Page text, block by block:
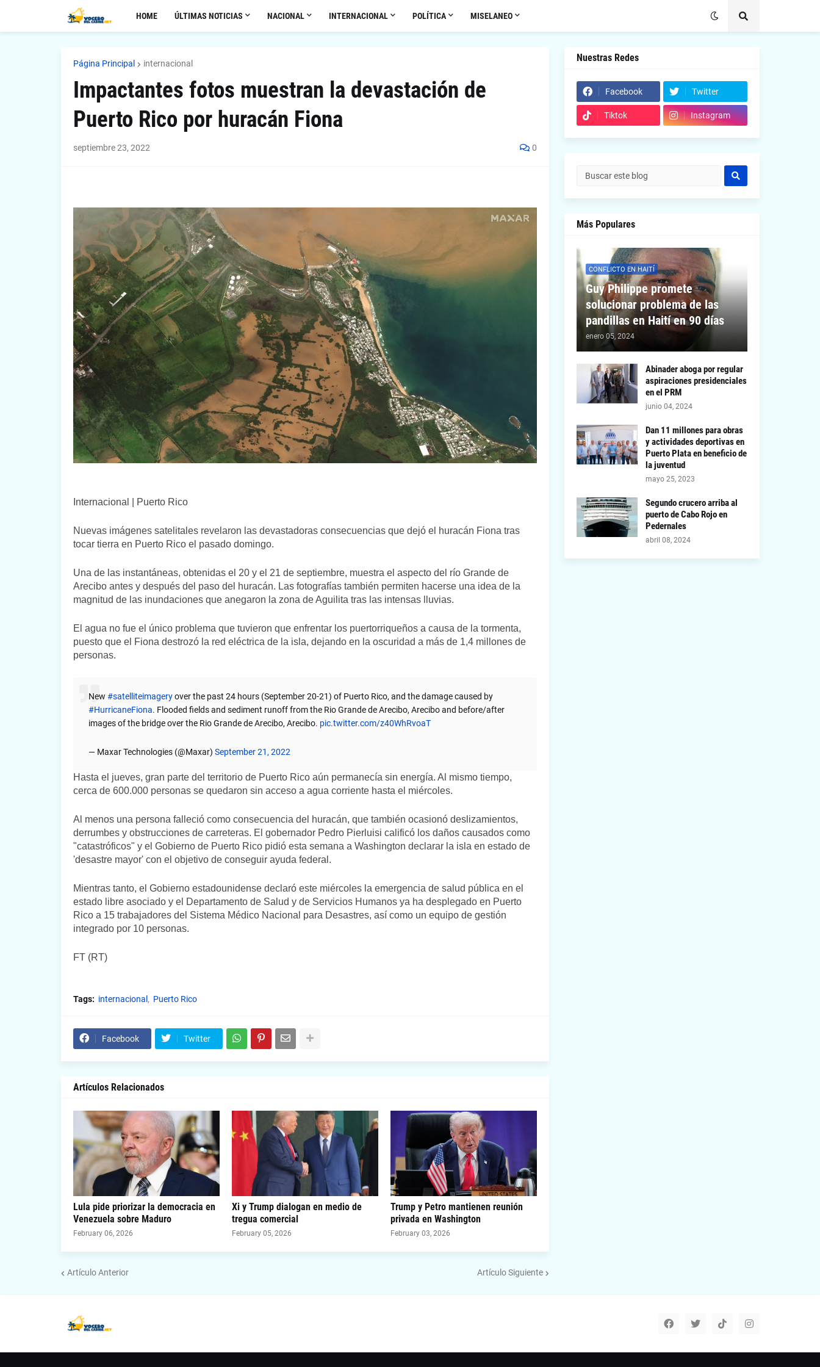
HOME ÚLTIMAS NOTICIAS NACIONAL INTERNACIONAL POLÍTICA MISELANEO
Página Principal internacional
Impactantes fotos muestran la devastación de
Puerto Rico por huracán Fiona
septiembre 23, 2022 0
Internacional | Puerto Rico
Nuevas imágenes satelitales revelaron las devastadoras consecuencias que dejó el huracán Fiona tras
tocar tierra en Puerto Rico el pasado domingo.
Una de las instantáneas, obtenidas el 20 y el 21 de septiembre, muestra el aspecto del río Grande de
Arecibo antes y después del paso del huracán. Las fotografías también permiten hacerse una idea de la
magnitud de las inundaciones que anegaron la zona de Aguilita tras las intensas lluvias.
El agua no fue el único problema que tuvieron que enfrentar los puertorriqueños a causa de la tormenta,
puesto que el Fiona destrozó la red eléctrica de la isla, dejando en la oscuridad a más de 1,4 millones de
personas.
New #satelliteimageryover the past 24 hours (September 20-21) of Puerto Rico, and the damage caused by
#HurricaneFiona. Flooded fields and sediment runoff from the Rio Grande de Arecibo, Arecibo and before/after
images of the bridge over the Rio Grande de Arecibo, Arecibo. pic.twitter.com/z40WhRvoaT
— Maxar Technologies (@Maxar) September 21, 2022
Hasta el jueves, gran parte del territorio de Puerto Rico aún permanecía sin energía. Al mismo tiempo,
cerca de 600.000 personas se quedaron sin acceso a agua corriente hasta el miércoles.
Al menos una persona falleció como consecuencia del huracán, que también ocasionó deslizamientos,
derrumbes y obstrucciones de carreteras. El gobernador Pedro Pierluisi calificó los daños causados como
"catastróficos" y el Gobierno de Puerto Rico pidió esta semana a Washington declarar la isla en estado de
'desastre mayor' con el objetivo de conseguir ayuda federal.
Mientras tanto, el Gobierno estadounidense declaró este miércoles la emergencia de salud pública en el
estado libre asociado y el Departamento de Salud y de Servicios Humanos ya ha desplegado en Puerto
Rico a 15 trabajadores del Sistema Médico Nacional para Desastres, así como un equipo de gestión
integrado por 10 personas.
FT (RT)
Tags: internacional Puerto Rico
Facebook Twitter
Artículos Relacionados
Lula pide priorizar la democracia en
Venezuela sobre Maduro
February 06, 2026
Xi y Trump dialogan en medio de
tregua comercial
February 05, 2026
Trump y Petro mantienen reunión
privada en Washington
February 03, 2026
Artículo Anterior Artículo Siguiente
Nuestras Redes
Facebook Twitter
Tiktok Instagram
Más Populares
CONFLICTO EN HAITÍ
Guy Philippe promete
solucionar problema de las
pandillas en Haití en 90 días
enero 05, 2024
Abinader aboga por regular
aspiraciones presidenciales
en el PRM
junio 04, 2024
Dan 11 millones para obras
y actividades deportivas en
Puerto Plata en beneficio de
la juventud
mayo 25, 2023
Segundo crucero arriba al
puerto de Cabo Rojo en
Pedernales
abril 08, 2024